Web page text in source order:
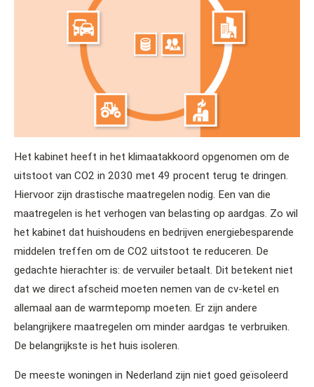
Het kabinet heeft in het klimaatakkoord opgenomen om de
uitstoot van CO2 in 2030 met 49 procent terug te dringen.
Hiervoor zijn drastische maatregelen nodig. Een van die
maatregelen is het verhogen van belasting op aardgas. Zo wil
het kabinet dat huishoudens en bedrijven energiebesparende
middelen treffen om de CO2 uitstoot te reduceren. De
gedachte hierachter is: de vervuiler betaalt. Dit betekent niet
dat we direct afscheid moeten nemen van de cv-ketel en
allemaal aan de warmtepomp moeten. Er zijn andere
belangrijkere maatregelen om minder aardgas te verbruiken.
De belangrijkste is het huis isoleren.
De meeste woningen in Nederland zijn niet goed geïsoleerd